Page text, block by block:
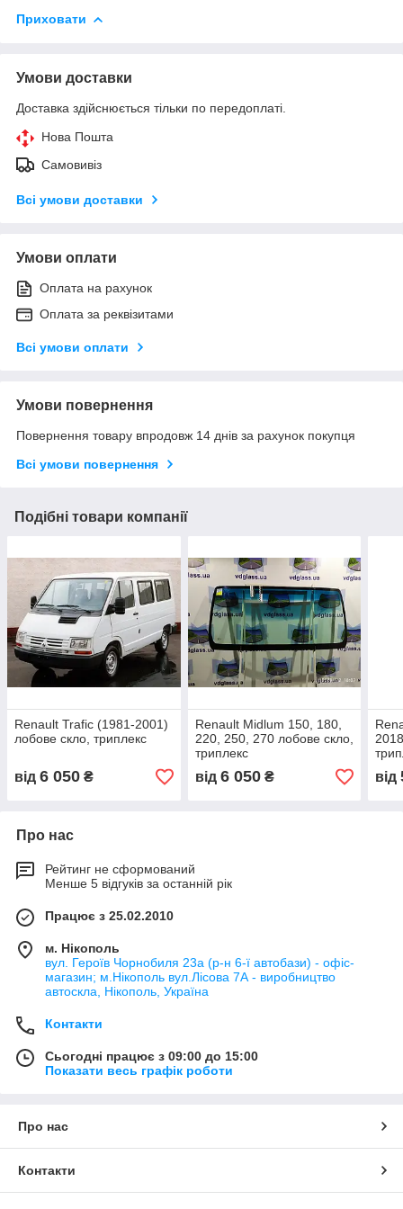
Приховати
Умови доставки
Доставка здійснюється тільки по передоплаті.
Нова Пошта
Самовивіз
Всі умови доставки
Умови оплати
Оплата на рахунок
Оплата за реквізитами
Всі умови оплати
Умови повернення
Повернення товару впродовж 14 днів за рахунок покупця
Всі умови повернення
Подібні товари компанії
Renault Trafic (1981-2001)
лобове скло, триплекс
від 6 050 ₴
Renault Midlum 150, 180,
220, 250, 270 лобове скло,
триплекс
від 6 050₴ від
Про нас
Рейтинг не сформований
Менше 5 відгуків за останній рік
Працює з 25.02.2010
м. Нікополь
вул. Героїв Чорнобиля 23а (р-н 6-ї автобази) - офіс-
магазин; м.Нікополь вул.Лісова 7А - виробництво
автоскла, Нікополь, Україна
Контакти
Сьогодні працює з 09:00 до 15:00
Показати весь графік роботи
Про нас
Контакти